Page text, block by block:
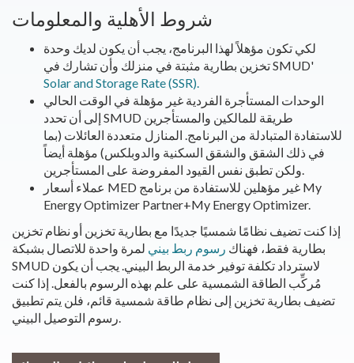
شروط الأهلية والمعلومات
لكي تكون مؤهلاً لهذا البرنامج، يجب أن يكون لديك وحدة
تخزين بطارية مثبتة في منزلك وأن تشارك في SMUD'
Solar and Storage Rate (SSR).
الوحدات المستأجرة الفردية غير مؤهلة في الوقت الحالي
إلى أن تحدد SMUD طريقة للمالكين والمستأجرين
للاستفادة المتبادلة من البرنامج. المنازل متعددة العائلات (بما
في ذلك الشقق والشقق السكنية والدوبلكس) مؤهلة أيضاً
ولكن تطبق نفس القيود المفروضة على المستأجرين.
عملاء أسعار MED غير مؤهلين للاستفادة من برنامج My
Energy Optimizer Partner+My Energy Optimizer.
إذا كنت تضيف نظامًا شمسيًا جديدًا مع بطارية تخزين أو نظام تخزين
بطارية فقط، فهناك رسوم ربط بيني لمرة واحدة للاتصال بشبكة
SMUD لاسترداد تكلفة توفير خدمة الربط البيني. يجب أن يكون
مُركِّب الطاقة الشمسية على علم بهذه الرسوم بالفعل. إذا كنت
تضيف بطارية تخزين إلى نظام طاقة شمسية قائم، فلن يتم تطبيق
رسوم التوصيل البيني.